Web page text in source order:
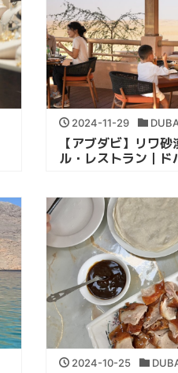
2024-11-29
【アブダビ】リワ
ル・レストラン｜ド
2024-10-25